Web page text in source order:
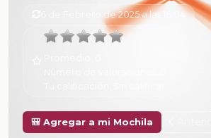
6 de Febrero de 2025 a las 16:04
🎒 Agregar a mi Mochila